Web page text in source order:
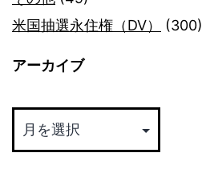
米国抽選永住権（DV）
(300)
アーカイブ
カ